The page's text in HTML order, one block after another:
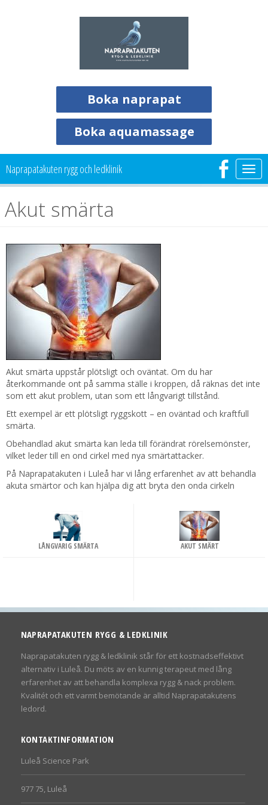
Boka naprapat
Boka aquamassage
Naprapatakuten rygg och ledklinik
Akut smärta
Akut smärta uppstår plötsligt och oväntat. Om du har
återkommande ont på samma ställe i kroppen, då räknas det inte
som ett akut problem, utan som ett långvarigt tillstånd.
Ett exempel är ett plötsligt ryggskott – en oväntad och kraftfull
smärta.
Obehandlad akut smärta kan leda till förändrat rörelsemönster,
vilket leder till en ond cirkel med nya smärtattacker.
På Naprapatakuten i Luleå har vi lång erfarenhet av att behandla
akuta smärtor och kan hjälpa dig att bryta den onda cirkeln
LÅNGVARIG SMÄRTA AKUT SMÄRT
NAPRAPATAKUTEN RYGG & LEDKLINIK
Naprapatakuten rygg & ledklinik står för ett kostnadseffektivt
alternativ i Luleå. Du möts av en kunnig terapeut med lång
erfarenhet av att behandla komplexa rygg & nack problem.
Kvalitét och ett varmt bemötande är alltid Naprapatakutens
ledord.
KONTAKTINFORMATION
Luleå Science Park
977 75, Luleå